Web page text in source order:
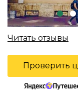
Читать отзывы
Проверить